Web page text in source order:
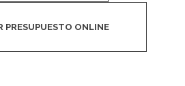
PRESUPUESTO ONLINE